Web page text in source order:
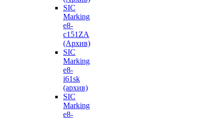
SIC
Marking
e8-
с151ZA
(Архив)
SIC
Marking
e8-
i61sk
(архив)
SIC
Marking
e8-